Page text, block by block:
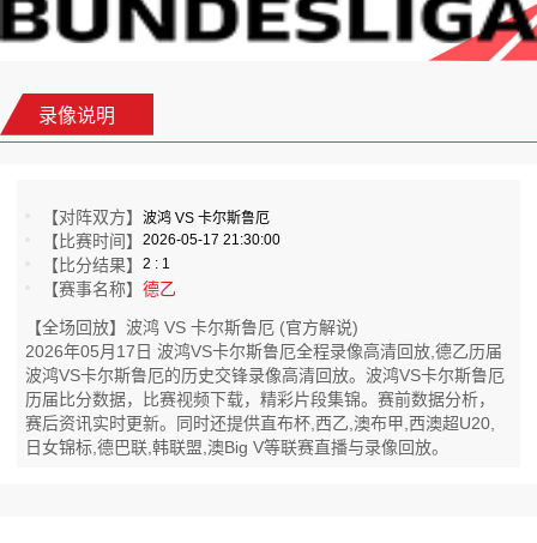
录像说明
【对阵双方】波鸿 VS 卡尔斯鲁厄
【比赛时间】2026-05-17 21:30:00
【比分结果】2 : 1
【赛事名称】德乙
【全场回放】波鸿 VS 卡尔斯鲁厄 (官方解说)
2026年05月17日 波鸿VS卡尔斯鲁厄全程录像高清回放,德乙历届
波鸿VS卡尔斯鲁厄的历史交锋录像高清回放。波鸿VS卡尔斯鲁厄
历届比分数据，比赛视频下载，精彩片段集锦。赛前数据分析，
赛后资讯实时更新。同时还提供直布杯,西乙,澳布甲,西澳超U20,
日女锦标,德巴联,韩联盟,澳Big V等联赛直播与录像回放。